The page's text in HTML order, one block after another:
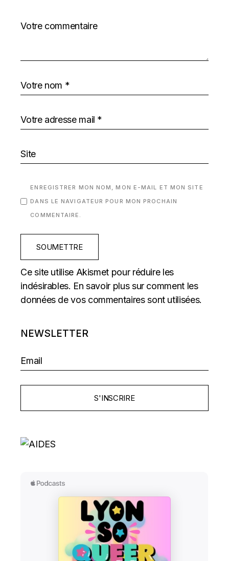
ENREGISTRER MON NOM, MON E-MAIL ET MON SITE
DANS LE NAVIGATEUR POUR MON PROCHAIN
COMMENTAIRE.
SOUMETTRE
Ce site utilise Akismet pour réduire les
indésirables. En savoir plus sur comment les
données de vos commentaires sont utilisées.
NEWSLETTER
S'INSCRIRE